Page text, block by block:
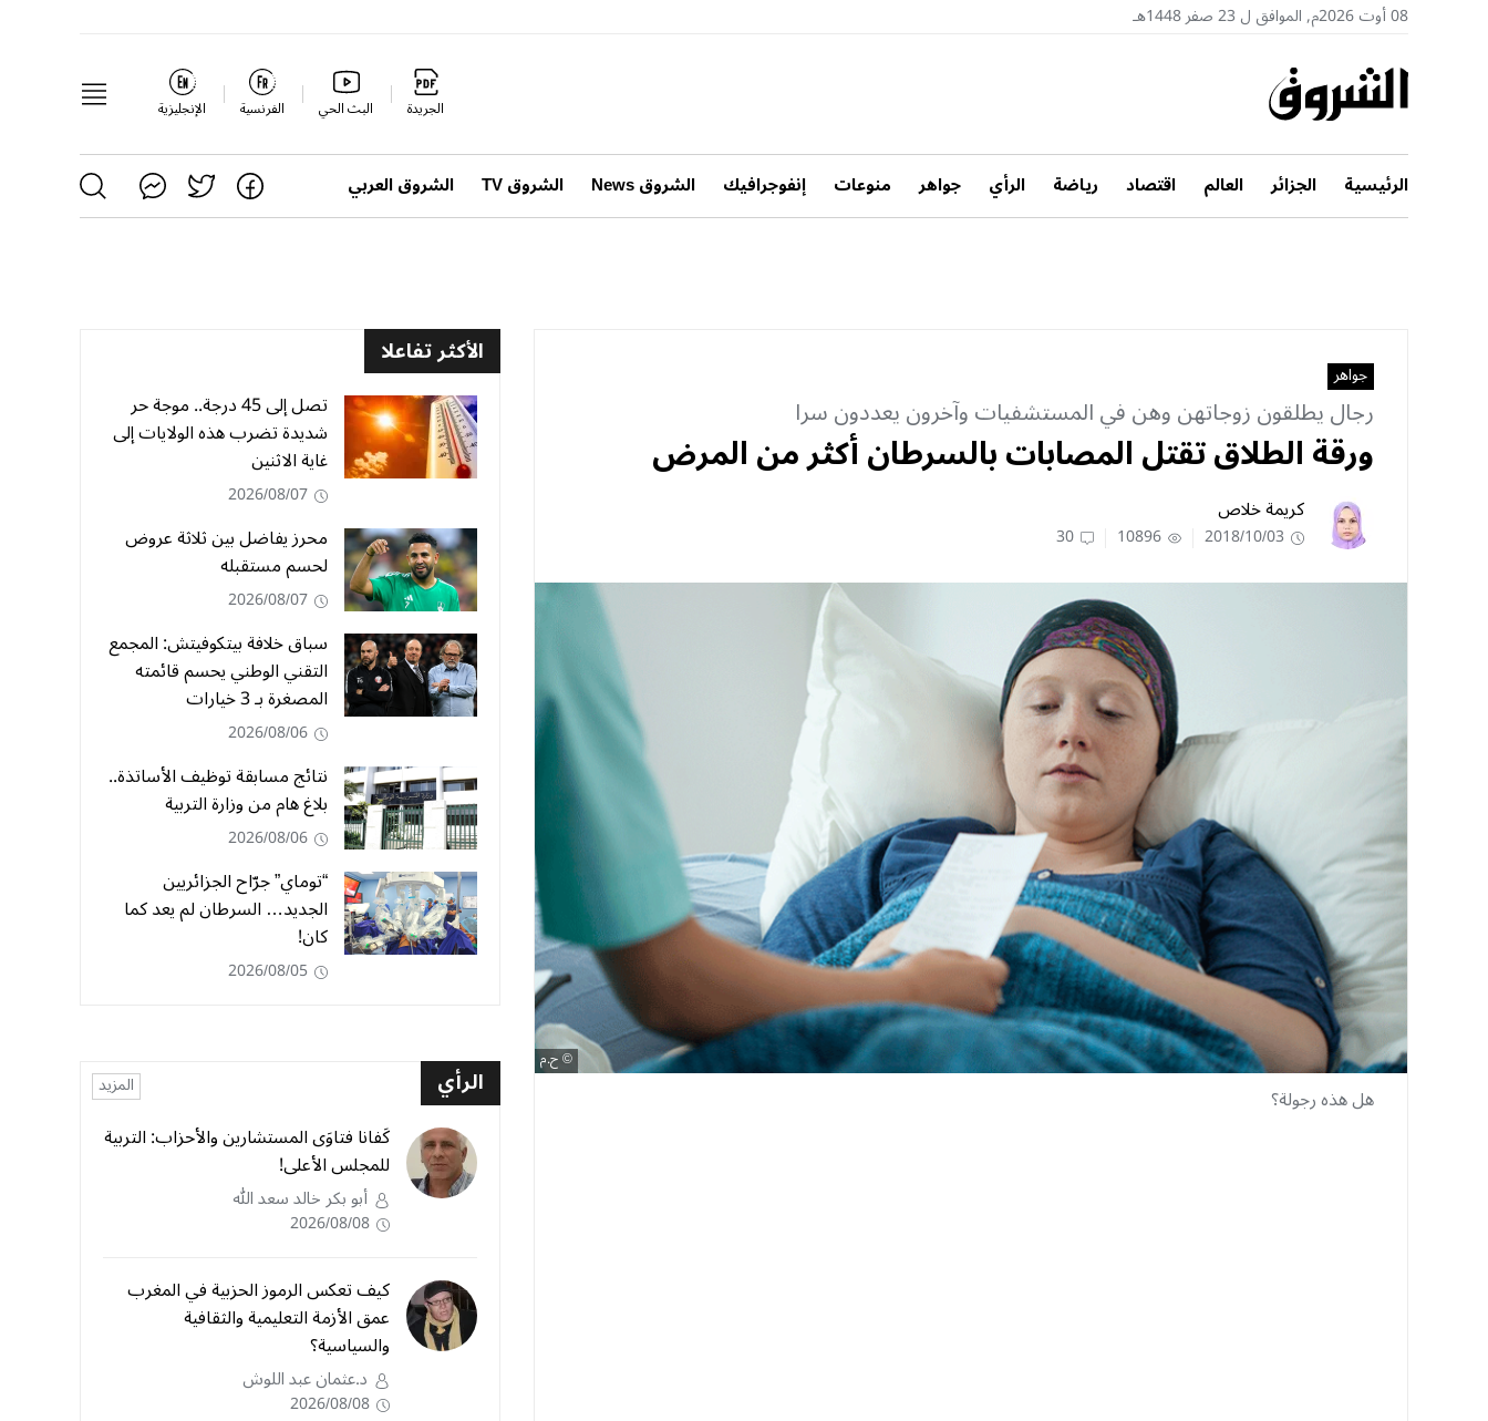
08 أوت 2026م, الموافق ل 23 صفر 1448هـ
الجريدة البث الحي الفرنسية الإنجليزية
الرئيسية الجزائر العالم اقتصاد رياضة الرأي جواهر منوعات إنفوجرافيك الشروق News الشروق TV الشروق العربي
جواهر
رجال يطلقون زوجاتهن وهن في المستشفيات وآخرون يعددون سرا
ورقة الطلاق تقتل المصابات بالسرطان أكثر من المرض
كريمة خلاص
2018/10/03
10896
30
ح.م
هل هذه رجولة؟
الأكثر تفاعلا
تصل إلى 45 درجة.. موجة حر
شديدة تضرب هذه الولايات إلى
غاية الاثنين
2026/08/07
محرز يفاضل بين ثلاثة عروض
لحسم مستقبله
2026/08/07
سباق خلافة بيتكوفيتش: المجمع
التقني الوطني يحسم قائمته
المصغرة بـ 3 خيارات
2026/08/06
نتائج مسابقة توظيف الأساتذة..
بلاغ هام من وزارة التربية
2026/08/06
“توماي” جرّاح الجزائريين
الجديد… السرطان لم يعد كما
كان!
2026/08/05
الرأي المزيد
كَفانا فتاوَى المستشارين والأحزاب: التربية
للمجلس الأعلى!
أبو بكر خالد سعد الله
2026/08/08
كيف تعكس الرموز الحزبية في المغرب
عمق الأزمة التعليمية والثقافية
والسياسية؟
د.عثمان عبد اللوش
2026/08/08